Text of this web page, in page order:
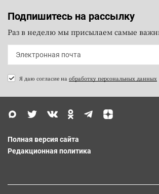
Подпишитесь на рассылку
Раз в неделю мы присылаем самые
Я даю согласие на обработку персональных данных
Полная версия сайта
Редакционная политика